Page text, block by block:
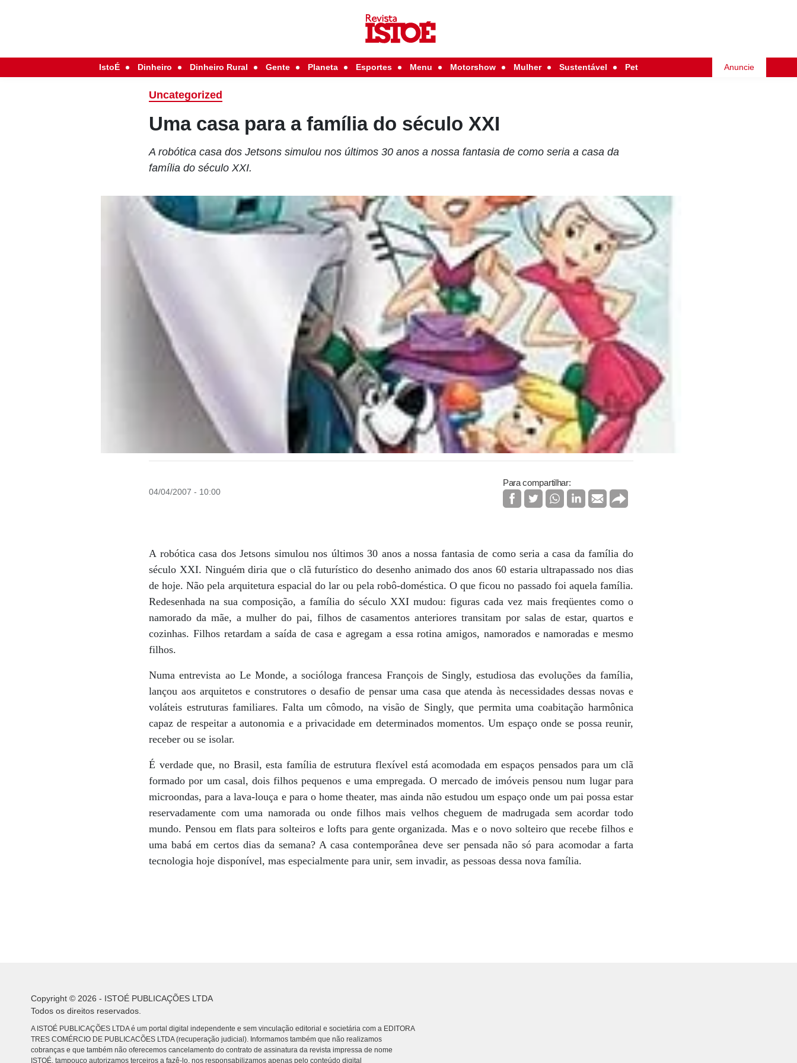
IstoÉ Dinheiro Dinheiro Rural Gente Planeta Esportes Menu Motorshow Mulher Sustentável Pet Anuncie
Uncategorized
Uma casa para a família do século XXI
A robótica casa dos Jetsons simulou nos últimos 30 anos a nossa fantasia de como seria a casa da
família do século XXI.
04/04/2007 - 10:00
Para compartilhar:
A robótica casa dos Jetsons simulou nos últimos 30 anos a nossa fantasia de como seria a casa da família do
século XXI. Ninguém diria que o clã futurístico do desenho animado dos anos 60 estaria ultrapassado nos dias
de hoje. Não pela arquitetura espacial do lar ou pela robô-doméstica. O que ficou no passado foi aquela família.
Redesenhada na sua composição, a família do século XXI mudou: figuras cada vez mais freqüentes como o
namorado da mãe, a mulher do pai, filhos de casamentos anteriores transitam por salas de estar, quartos e
cozinhas. Filhos retardam a saída de casa e agregam a essa rotina amigos, namorados e namoradas e mesmo
filhos.
Numa entrevista ao Le Monde, a socióloga francesa François de Singly, estudiosa das evoluções da família,
lançou aos arquitetos e construtores o desafio de pensar uma casa que atenda às necessidades dessas novas e
voláteis estruturas familiares. Falta um cômodo, na visão de Singly, que permita uma coabitação harmônica
capaz de respeitar a autonomia e a privacidade em determinados momentos. Um espaço onde se possa reunir,
receber ou se isolar.
É verdade que, no Brasil, esta família de estrutura flexível está acomodada em espaços pensados para um clã
formado por um casal, dois filhos pequenos e uma empregada. O mercado de imóveis pensou num lugar para
microondas, para a lava-louça e para o home theater, mas ainda não estudou um espaço onde um pai possa estar
reservadamente com uma namorada ou onde filhos mais velhos cheguem de madrugada sem acordar todo
mundo. Pensou em flats para solteiros e lofts para gente organizada. Mas e o novo solteiro que recebe filhos e
uma babá em certos dias da semana? A casa contemporânea deve ser pensada não só para acomodar a farta
tecnologia hoje disponível, mas especialmente para unir, sem invadir, as pessoas dessa nova família.
Copyright © 2026 - ISTOÉ PUBLICAÇÕES LTDA
Todos os direitos reservados.
A ISTOÉ PUBLICAÇÕES LTDA é um portal digital independente e sem vinculação editorial e societária com a EDITORA
TRES COMÉRCIO DE PUBLICACÕES LTDA (recuperação judicial). Informamos também que não realizamos
cobranças e que também não oferecemos cancelamento do contrato de assinatura da revista impressa de nome
ISTOÉ, tampouco autorizamos terceiros a fazê-lo, nos responsabilizamos apenas pelo conteúdo digital